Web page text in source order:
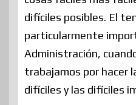
difíciles posibles. El
particularmente
Administración,
trabajamos por hacer
difíciles y las difíciles